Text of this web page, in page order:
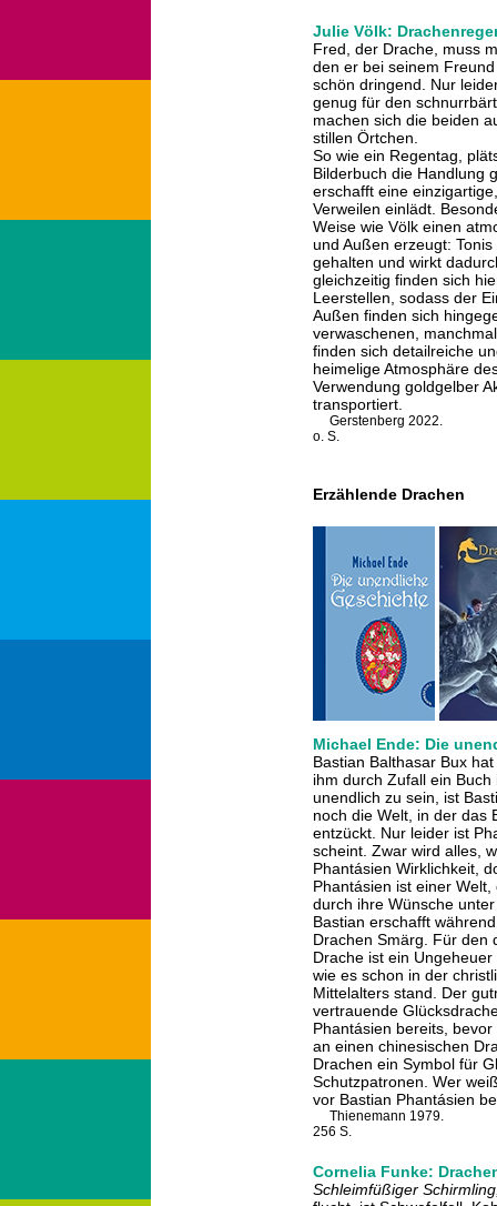
Julie Völk:
Fred, der Drache, muss
den er bei seinem
schön dringend. Nur
genug für den
machen sich die beiden
stillen Örtchen.
So wie ein Regentag,
Bilderbuch die Handlung
erschafft eine
Verweilen einlädt.
Weise wie Völk einen
und Außen erzeugt:
gehalten und wirkt
gleichzeitig finden sich
Leerstellen, sodass der
Außen finden sich
verwaschenen,
finden sich detailreiche
heimelige Atmosphäre
Verwendung goldgelber
transportiert.
Gerstenberg 2022.
o. S.
Erzählende Drachen
Michael Ende: Die
Bastian Balthasar Bux
ihm durch Zufall ein
unendlich zu sein, ist
noch die Welt, in der das
entzückt. Nur leider ist
scheint. Zwar wird alles,
Phantásien Wirklichkeit,
Phantásien ist einer
durch ihre Wünsche
Bastian erschafft
Drachen Smärg. Für den
Drache ist ein
wie es schon in der
Mittelalters stand. Der
vertrauende
Phantásien bereits,
an einen chinesischen
Drachen ein Symbol für
Schutzpatronen. Wer
vor Bastian Phantásien
Thienemann 1979.
256 S.
Cornelia Funke:
Schleimfüßiger